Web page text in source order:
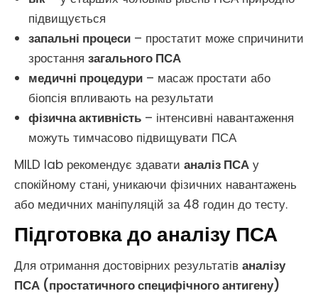
підвищується
запальні процеси – простатит може спричинити
зростання загального ПСА
медичні процедури – масаж простати або
біопсія впливають на результати
фізична активність – інтенсивні навантаження
можуть тимчасово підвищувати ПСА
MILD lab рекомендує здавати аналіз ПСА у
спокійному стані, уникаючи фізичних навантажень
або медичних маніпуляцій за 48 годин до тесту.
Підготовка до аналізу ПСА
Для отримання достовірних результатів аналізу
ПСА (простатичного специфічного антигену)